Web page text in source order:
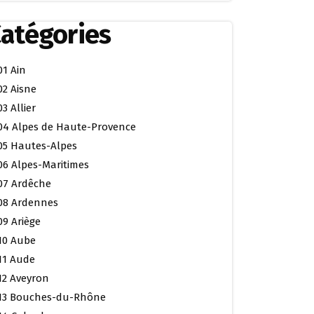
Ain
Aisne
Allier
Alpes de Haute-Provence
Hautes-Alpes
Alpes-Maritimes
Ardêche
Ardennes
Ariège
Aube
Aude
Aveyron
Bouches-du-Rhône